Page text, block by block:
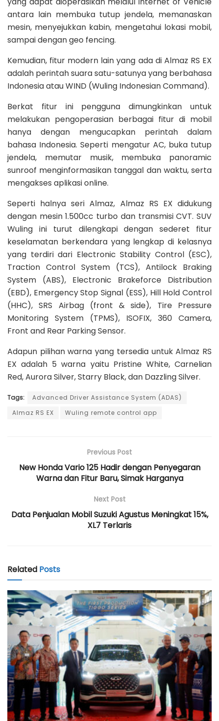
antara lain membuka tutup jendela, memanaskan
mesin, menyejukkan kabin, mengetahui lokasi mobil,
sampai dengan geo fencing.
Kemudian, fitur modern lain yang ada di Almaz RS EX
adalah perintah suara satu-satunya yang berbahasa
Indonesia atau WIND (Wuling Indonesian Command).
Berkat fitur ini pengguna dimungkinkan untuk
melakukan pengoperasian berbagai fitur di mobil
hanya dengan mengucapkan perintah dalam
bahasa Indonesia. Seperti mengatur AC, buka tutup
jendela, memutar musik, membuka panoramic
sunroof menginformasikan tanggal dan waktu, serta
mengakses aplikasi online.
Seperti halnya seri Almaz, Almaz RS EX didukung
dengan mesin 1.500cc turbo dan transmisi CVT. SUV
Wuling ini turut dilengkapi dengan sederet fitur
keselamatan berkendara yang lengkap di kelasnya
yang terdiri dari Electronic Stability Control (ESC),
Traction Control System (TCS), Antilock Braking
System (ABS), Electronic Brakeforce Distribution
(EBD), Emergency Stop Signal (ESS), Hill Hold Control
(HHC), SRS Airbag (front & side), Tire Pressure
Monitoring System (TPMS), ISOFIX, 360 Camera,
Front and Rear Parking Sensor.
Adapun pilihan warna yang tersedia untuk Almaz RS
EX adalah 5 warna yaitu Pristine White, Carnelian
Red, Aurora Silver, Starry Black, dan Dazzling Silver.
Tags:
Advanced Driver Assistance System (ADAS)
Almaz RS EX
Wuling remote control app
Previous Post
New Honda Vario 125 Hadir dengan Penyegaran
Warna dan Fitur Baru, Simak Harganya
Next Post
Data Penjualan Mobil Suzuki Agustus Meningkat 15%,
XL7 Terlaris
Related Posts